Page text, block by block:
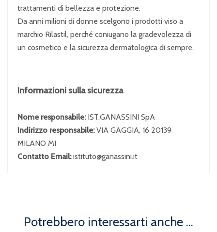
trattamenti di bellezza e protezione.
Da anni milioni di donne scelgono i prodotti viso a
marchio Rilastil, perché coniugano la gradevolezza di
un cosmetico e la sicurezza dermatologica di sempre.
Informazioni sulla sicurezza
Nome responsabile: IST.GANASSINI SpA
Indirizzo responsabile:VIA GAGGIA, 16 20139
MILANO MI
Contatto Email:istituto@ganassini.it
Potrebbero interessarti anche ...